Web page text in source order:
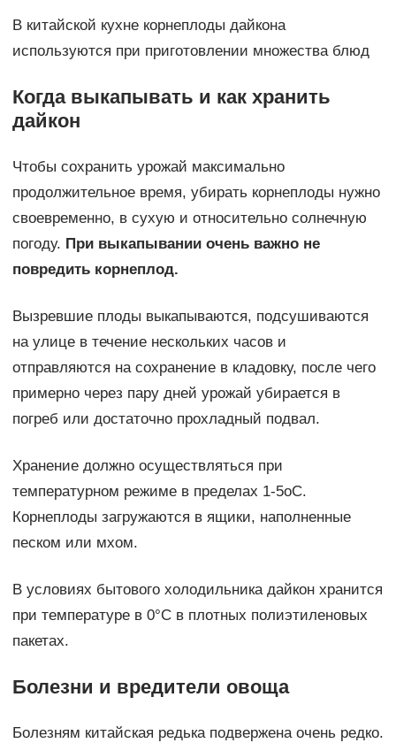
В китайской кухне корнеплоды дайкона
используются при приготовлении множества блюд
Когда выкапывать и как хранить
дайкон
Чтобы сохранить урожай максимально
продолжительное время, убирать корнеплоды нужно
своевременно, в сухую и относительно солнечную
погоду. При выкапывании очень важно не
повредить корнеплод.
Вызревшие плоды выкапываются, подсушиваются
на улице в течение нескольких часов и
отправляются на сохранение в кладовку, после чего
примерно через пару дней урожай убирается в
погреб или достаточно прохладный подвал.
Хранение должно осуществляться при
температурном режиме в пределах 1-5оС.
Корнеплоды загружаются в ящики, наполненные
песком или мхом.
В условиях бытового холодильника дайкон хранится
при температуре в 0°С в плотных полиэтиленовых
пакетах.
Болезни и вредители овоща
Болезням китайская редька подвержена очень редко.